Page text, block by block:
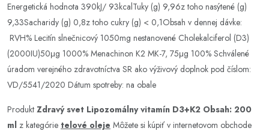
Energetická hodnota 390kJ/ 93kcalTuky (g) 9,96z toho nasýtené (g)
9,33Sacharidy (g) 0,8z toho cukry (g) < 0,1Obsah v dennej dávke:
RVH% Lecitín slnečnicový 1050mg nestanovené Cholekalciferol (D3)
(2000IU)50μg 1000% Menachinon K2 MK-7, 75μg 100% Schválené
úradom verejného zdravotníctva SR ako výživový doplnok pod číslom:
VD/5541/2020 Dátum spotreby: na obale
Produkt Zdravý svet Lipozomálny vitamín D3+K2 Obsah: 200
ml z kategórie telové oleje Môžete si kúpiť v internetovom obchode